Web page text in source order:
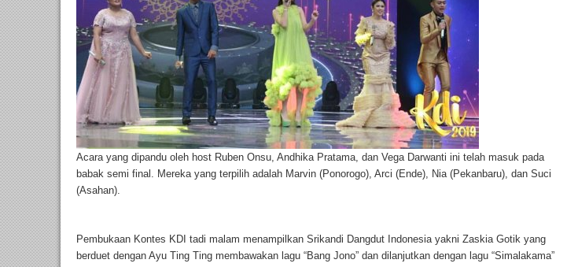
Acara yang dipandu oleh host Ruben Onsu, Andhika Pratama, dan Vega Darwanti ini telah masuk pada
babak semi final. Mereka yang terpilih adalah Marvin (Ponorogo), Arci (Ende), Nia (Pekanbaru), dan Suci
(Asahan).
Pembukaan Kontes KDI tadi malam menampilkan Srikandi Dangdut Indonesia yakni Zaskia Gotik yang
berduet dengan Ayu Ting Ting membawakan lagu “Bang Jono” dan dilanjutkan dengan lagu “Simalakama”